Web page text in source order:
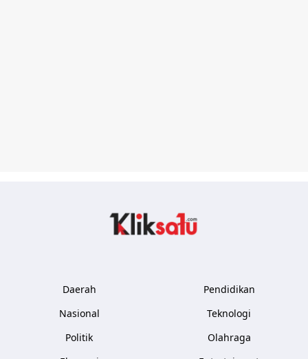
Daerah
Nasional
Politik
Pendidikan
Teknologi
Olahraga